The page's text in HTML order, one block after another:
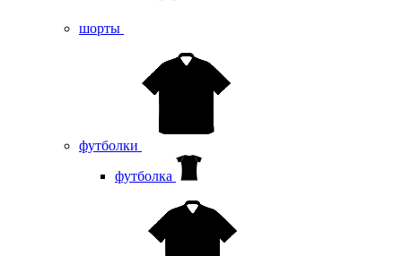
шорты
футболки
футболка